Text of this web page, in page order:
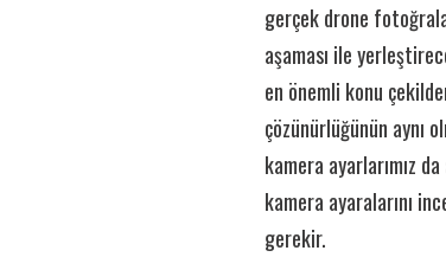
gerçek drone
aşaması ile
en önemli konu
çözünürlüğünün aynı
kamera ayarlarımız
kamera ayaralarını
gerekir.